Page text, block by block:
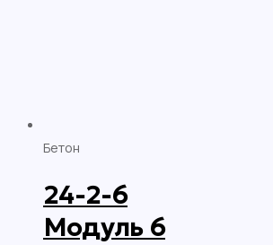
Бетон
24-2-6
Модуль 6